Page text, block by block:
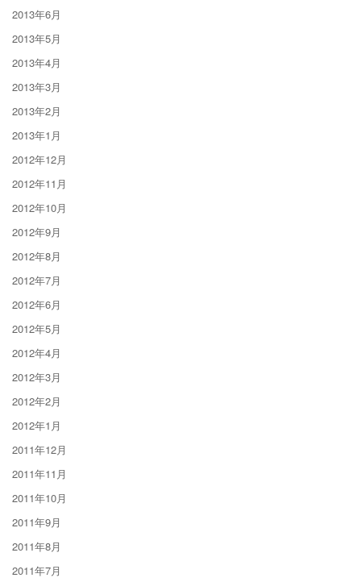
2013年6月
2013年5月
2013年4月
2013年3月
2013年2月
2013年1月
2012年12月
2012年11月
2012年10月
2012年9月
2012年8月
2012年7月
2012年6月
2012年5月
2012年4月
2012年3月
2012年2月
2012年1月
2011年12月
2011年11月
2011年10月
2011年9月
2011年8月
2011年7月